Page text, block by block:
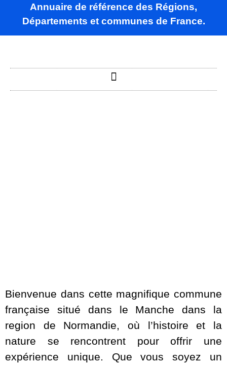
Annuaire de référence des Régions,
Départements et communes de France.
Bienvenue dans cette magnifique commune
française situé dans le Manche dans la
region de Normandie, où l’histoire et la
nature se rencontrent pour offrir une
expérience unique. Que vous soyez un